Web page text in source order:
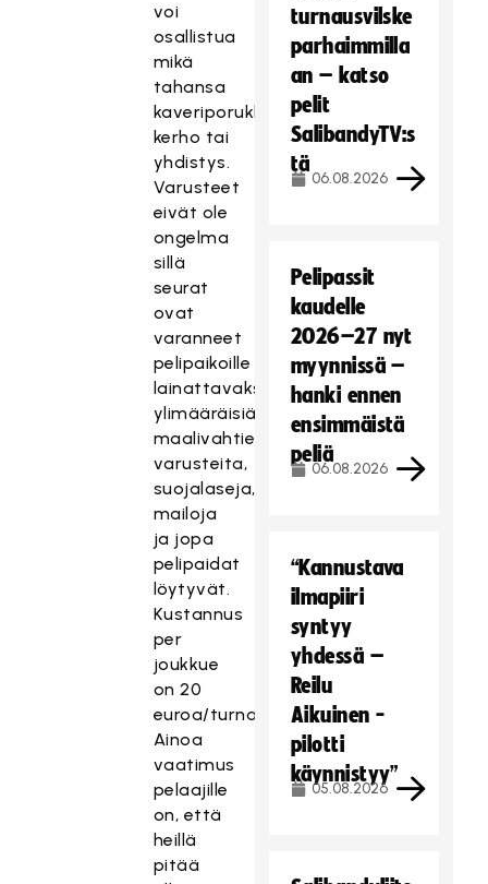
voi
osallistua
mikä
tahansa
kaveriporukka,
kerho tai
yhdistys.
Varusteet
eivät ole
ongelma
sillä
seurat
ovat
varanneet
pelipaikoille
lainattavaksi
ylimääräisiä
maalivahtien
varusteita,
suojalaseja,
mailoja
ja jopa
pelipaidat
löytyvät.
Kustannus
per
joukkue
on 20
euroa/turnaus.
Ainoa
vaatimus
pelaajille
on, että
heillä
pitää
turnausvilske
parhaimmilla
an – katso
pelit
SalibandyTV:s
tä
06.08.2026
Pelipassit
kaudelle
2026–27 nyt
myynnissä –
hanki ennen
ensimmäistä
peliä
06.08.2026
“Kannustava
ilmapiiri
syntyy
yhdessä –
Reilu
Aikuinen -
pilotti
käynnistyy”
05.08.2026